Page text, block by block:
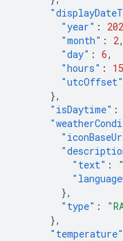
"year" :
"month" : 2,
"day" : 6,
"hours" : 15
"utcOffset"
},
"isDaytime" :
"text" :
},
"type" :
},
"temperature"